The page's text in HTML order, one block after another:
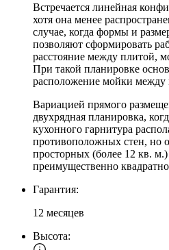
Встречается линейная
хотя она менее
случае, когда формы и
позволяют сформировать
расстояние между плитой,
При такой планировке
расположение мойки между
Вариацией прямого
двухрядная планировка,
кухонного гарнитура
противоположных стен, но
просторных (более 12 кв.
преимущественно
Гарантия:
12 месяцев
Высота: